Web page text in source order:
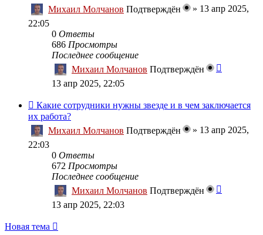
Михаил Молчанов Подтверждён » 13 апр 2025,
22:05
0 Ответы
686 Просмотры
Последнее сообщение
Михаил Молчанов Подтверждён
13 апр 2025, 22:05
Какие сотрудники нужны звезде и в чем заключается
их работа?
Михаил Молчанов Подтверждён » 13 апр 2025,
22:03
0 Ответы
672 Просмотры
Последнее сообщение
Михаил Молчанов Подтверждён
13 апр 2025, 22:03
Новая тема